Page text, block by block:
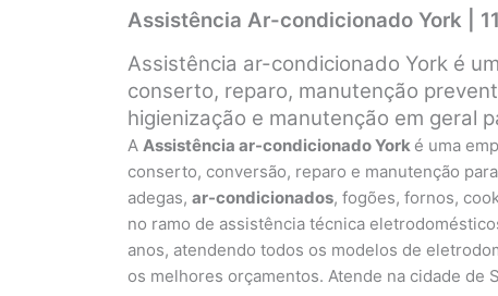
Assistência Ar-condicionado York |
Assistência ar-condicionado York é
conserto, reparo, manutenção
higienização e manutenção em geral
A Assistência ar-condicionado York é uma
conserto, conversão, reparo e manutenção
adegas, ar-condicionados, fogões, fornos,
no ramo de assistência técnica
anos, atendendo todos os modelos de
os melhores orçamentos. Atende na cidade de